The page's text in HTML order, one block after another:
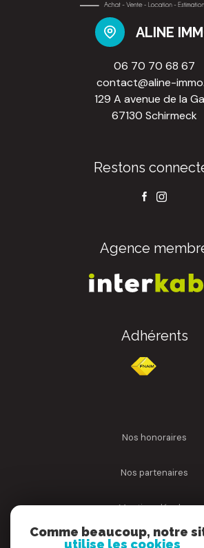
ALINE
06 70 70 68 67
contact@aline-
129 A avenue de la
67130 Schirmeck
Restons
Agence
Adhérents
nos honoraires
nos partenaires
mentions légales
admin
Comme beaucoup, notre
utilise les cookies